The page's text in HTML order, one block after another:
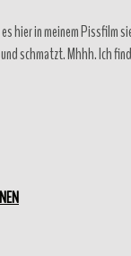
hier in meinem Pissfilm
schmatzt. Mhhh. Ich